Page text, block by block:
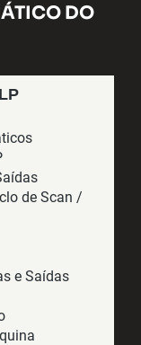
DO
de Scan /
e Saídas